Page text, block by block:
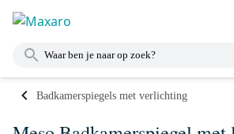
Badkamerspiegels met verlichting